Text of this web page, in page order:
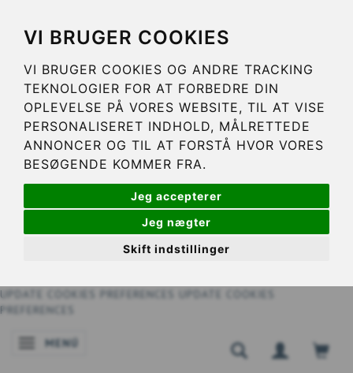
VI BRUGER COOKIES
VI BRUGER COOKIES OG ANDRE TRACKING
TEKNOLOGIER FOR AT FORBEDRE DIN
OPLEVELSE PÅ VORES WEBSITE, TIL AT VISE
PERSONALISERET INDHOLD, MÅLRETTEDE
ANNONCER OG TIL AT FORSTÅ HVOR VORES
BESØGENDE KOMMER FRA.
Jeg accepterer
Jeg nægter
Skift indstillinger
UPDATE COOKIES PREFERENCES
UPDATE COOKIES
PREFERENCES
NAVEGACIÓN DE PALANCA
MENÚ